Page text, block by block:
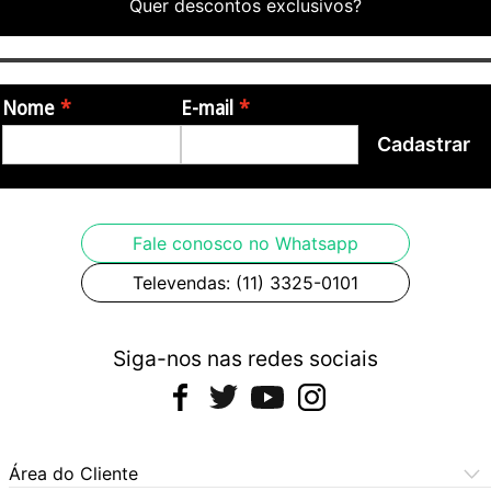
Quer descontos exclusivos?
Nome E-mail
Cadastrar
Fale conosco no Whatsapp
Televendas: (11) 3325-0101
Siga-nos nas redes sociais
Área do Cliente